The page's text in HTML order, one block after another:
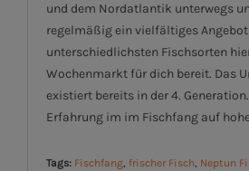
und dem Nordatlantik unterwegs
regelmäßig ein vielfältiges
unterschiedlichsten Fischsorten
Wochenmarkt für dich bereit. Das
existiert bereits in der 4.
Erfahrung im im Fischfang auf
Tags: Fischfang, frischer Fisch, Neptun